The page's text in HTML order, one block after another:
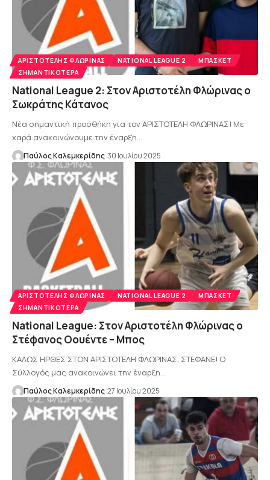
AΡΙΣΤΟΤΈΛΗΣ ΦΛΏΡΙΝΑΣ NATIONAL LEAGUE 2
ΜΠΆΣΚΕΤ
ΣΗΜΑΝΤΙΚΌΤΕΡΑ
National League 2: Στον Αριστοτέλη Φλώρινας ο
Σωκράτης Κάτανος
Νέα σημαντική προσθήκη για τον ΑΡΙΣΤΟΤΕΛΗ ΦΛΩΡΙΝΑΣ! Με
χαρά ανακοινώνουμε την έναρξη…
Παύλος Καλεμκερίδης 30 Ιουλίου 2025
AΡΙΣΤΟΤΈΛΗΣ ΦΛΏΡΙΝΑΣ NATIONAL LEAGUE 2
ΜΠΆΣΚΕΤ
ΣΗΜΑΝΤΙΚΌΤΕΡΑ
National League: Στον Αριστοτέλη Φλώρινας ο
Στέφανος Οουέντε – Μπος
ΚΑΛΩΣ ΗΡΘΕΣ ΣΤΟΝ ΑΡΙΣΤΟΤΕΛΗ ΦΛΩΡΙΝΑΣ, ΣΤΕΦΑΝΕ! Ο
Σύλλογός μας ανακοινώνει την έναρξη…
Παύλος Καλεμκερίδης 27 Ιουλίου 2025